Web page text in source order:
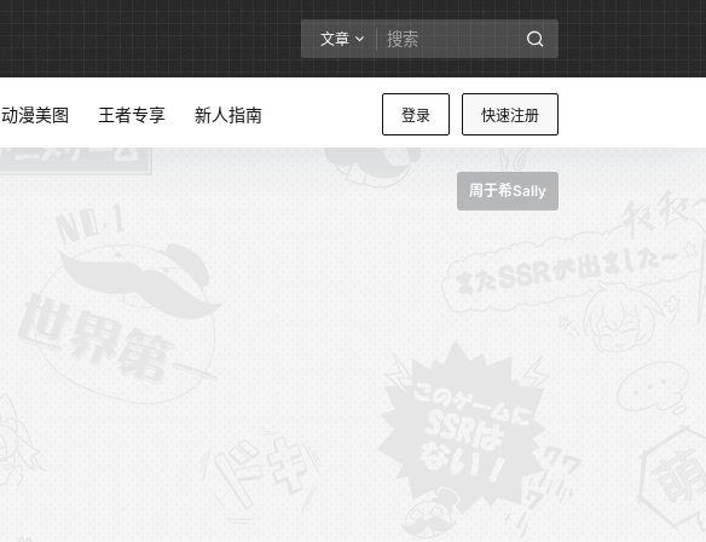
文章
登录 快速注册
动漫美图 王者专享 新人指南
周于希Sally